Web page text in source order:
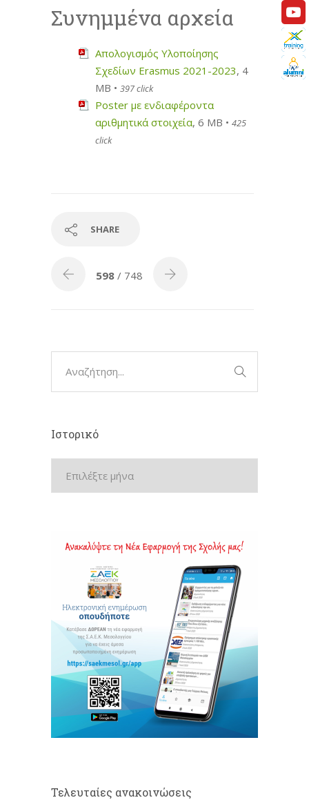
Συνημμένα αρχεία
Απολογισμός Υλοποίησης
Σχεδίων Erasmus 2021-2023, 4
MB • 397 click
Poster με ενδιαφέροντα
αριθμητικά στοιχεία, 6 MB • 425
click
SHARE
598 / 748
Ιστορικό
Τελευταίες ανακοινώσεις